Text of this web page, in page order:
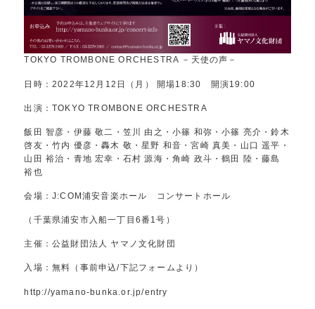
TOKYO TROMBONE ORCHESTRA －天使の声－
日時：2022年12月12日（月） 開場18:30 開演19:00
出演：TOKYO TROMBONE ORCHESTRA
飯田 智彦・伊藤 敬二・笠川 由之・小篠 和弥・小篠 亮介・鈴木
啓友・竹内 優彦・轟木 敬・星野 和音・宮崎 真美・山口 遥平・
山田 裕治・青地 宏幸・石村 源海・角崎 政斗・鶴田 陸・藤島
裕也
会場：J:COM浦安音楽ホール コンサートホール
（千葉県浦安市入船一丁目6番1号）
主催：公益財団法人 ヤマノ文化財団
入場：無料（事前申込/下記フォームより）
http://yamano-bunka.or.jp/entry